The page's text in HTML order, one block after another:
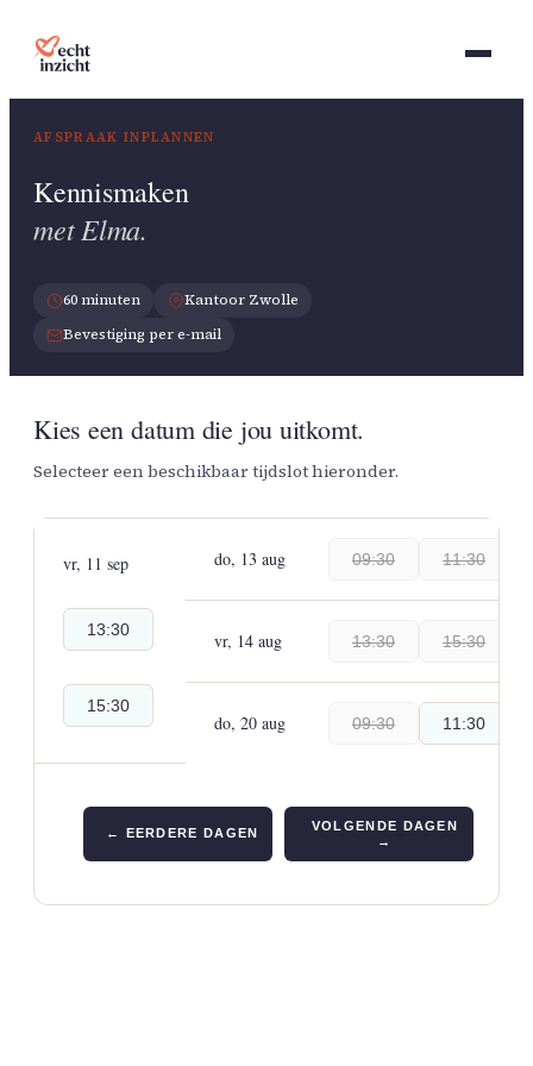
AFSPRAAK INPLANNEN
Kennismaken
met Elma.
60 minuten
Kantoor Zwolle
Bevestiging per e-mail
Kies een datum die jou uitkomt.
Selecteer een beschikbaar tijdslot hieronder.
vr, 11 sep
13:30
15:30
do, 13 aug 09:30 11:30
vr, 14 aug 13:30 15:30
do, 20 aug 09:30 11:30